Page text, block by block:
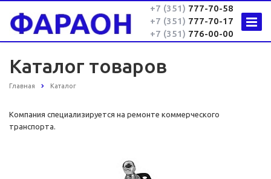
+7 (351) 777-70-58
+7 (351) 777-70-17
+7 (351) 776-00-00
Каталог товаров
Главная Каталог
Компания специализируется на ремонте коммерческого
транспорта.